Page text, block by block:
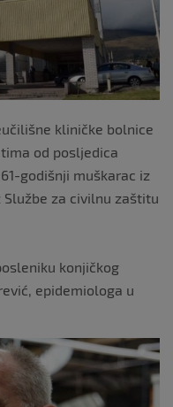
kliničke bolnice
od posljedica
godišnji muškarac iz
Službe za civilnu zaštitu
konjičkog
epidemiologa u